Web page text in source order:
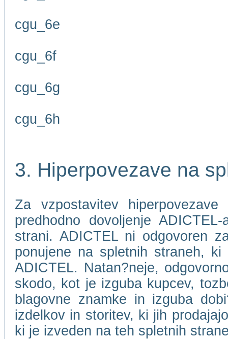
cgu_6e
cgu_6f
cgu_6g
cgu_6h
3. Hiperpovezave na
Za vzpostavitev
predhodno dovoljenje
strani. ADICTEL ni odgovoren
ponujene na spletnih straneh,
ADICTEL. Natan?neje,
skodo, kot je izguba kupcev,
blagovne znamke in izguba
izdelkov in storitev, ki jih
ki je izveden na teh spletnih